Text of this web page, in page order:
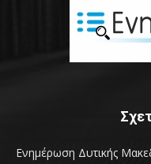
Ενημέρωση Δυτικής